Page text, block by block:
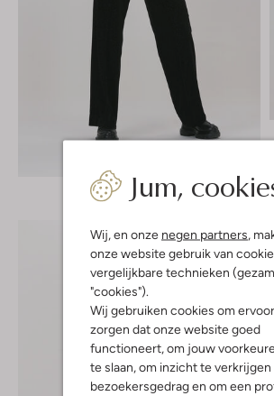
Jum,
Wij, en onze negen partners,
onze website gebruik van
vergelijkbare technieken
"cookies").
Wij gebruiken cookies om
zorgen dat onze website goed
functioneert, om jouw
te slaan, om inzicht te verkrijgen
bezoekersgedrag en om een